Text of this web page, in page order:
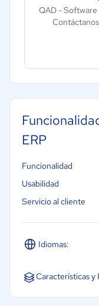
QAD - Software
ERP
Idiomas:
Español Inglés
Funcionalidad
Usabilidad
Servicio al cliente
Características y